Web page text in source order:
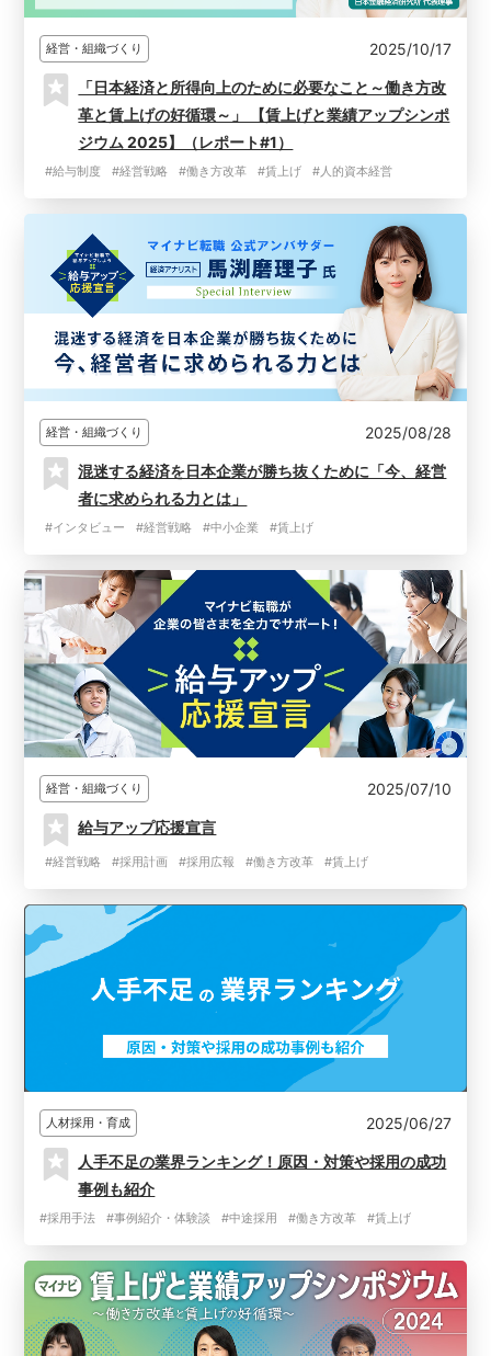
経営・組織づくり 2025/10/17
「日本経済と所得向上のために必要なこと～働き方改
革と賃上げの好循環～」 【賃上げと業績アップシンポ
ジウム 2025】（レポート#1）
#給与制度 #経営戦略 #働き方改革 #賃上げ #人的資本経営
経営・組織づくり 2025/08/28
混迷する経済を日本企業が勝ち抜くために「今、経営
者に求められる力とは」
#インタビュー #経営戦略 #中小企業 #賃上げ
経営・組織づくり 2025/07/10
給与アップ応援宣言
#経営戦略 #採用計画 #採用広報 #働き方改革 #賃上げ
人材採用・育成 2025/06/27
人手不足の業界ランキング！原因・対策や採用の成功
事例も紹介
#採用手法 #事例紹介・体験談 #中途採用 #働き方改革 #賃上げ